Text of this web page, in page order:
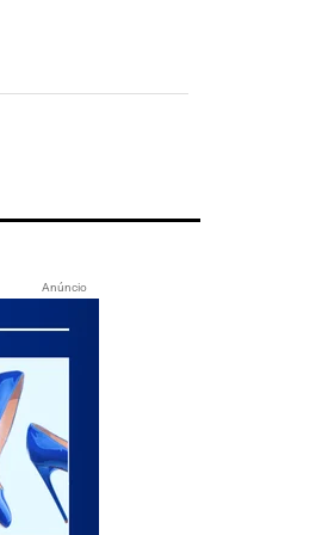
Anúncio